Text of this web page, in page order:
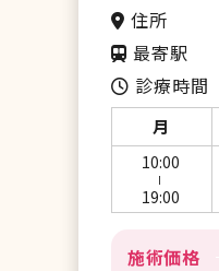
住所
最寄駅
診療時間
月
10:00
19:00
施術価格